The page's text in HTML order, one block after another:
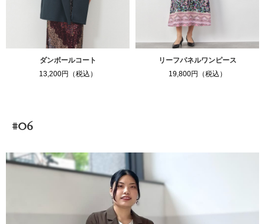
ダンボールコート
13,200円（税込）
リーフパネルワンピース
19,800円（税込）
#06